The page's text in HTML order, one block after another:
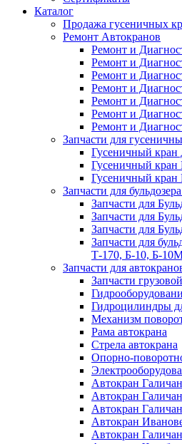
Каталог
Продажа гусеничных
Ремонт Автокранов
Ремонт и
Ремонт и
Ремонт и
Ремонт и
Ремонт и
Ремонт и
Ремонт и
Запчасти для
Гусеничный
Гусеничный
Гусеничный
Запчасти для
Запчасти для
Запчасти для
Запчасти для
Запчасти для
Т-170, Б-10, Б-
Запчасти для
Запчасти
Гидроцилиндры
Механизм
Рама автокрана
Стрела автокрана
Опорно-
Автокран
Автокран
Автокран
Автокран
Автокран